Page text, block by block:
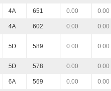
4A 651 0.00 0.00
4A 602 0.00 0.00
5D 589 0.00 0.00
5D 578 0.00 0.00
6A 569 0.00 0.00